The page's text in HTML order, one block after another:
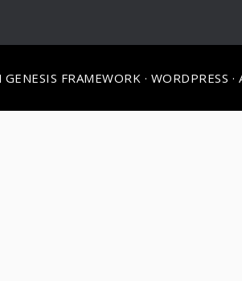
GENESIS FRAMEWORK · WORDPRESS ·